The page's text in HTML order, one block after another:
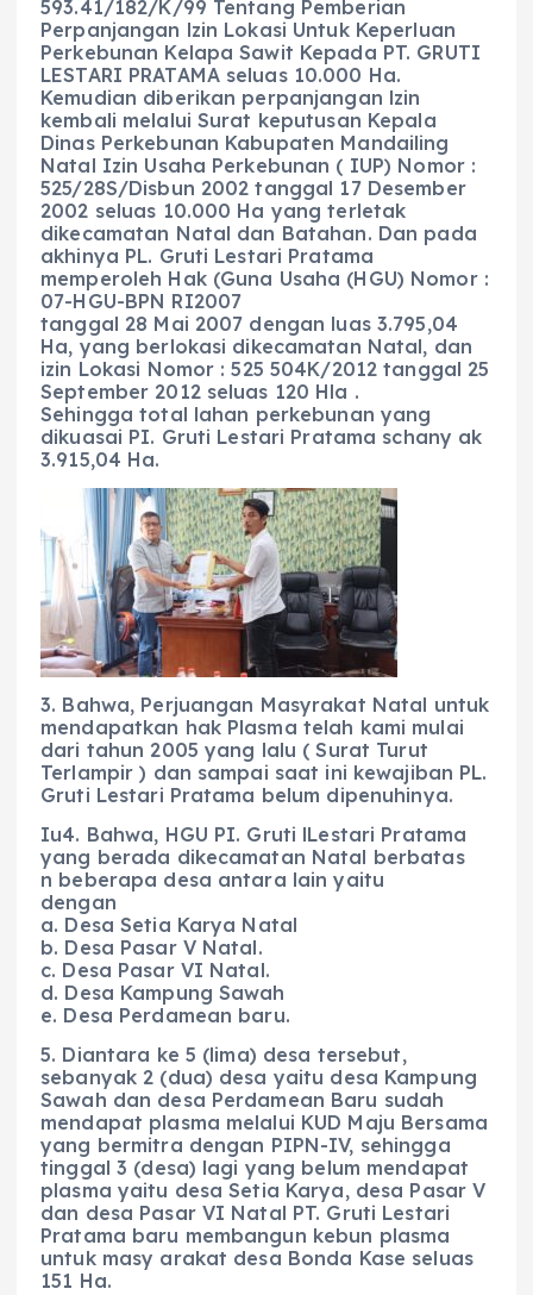
593.41/182/K/99 Tentang Pemberian
Perpanjangan lzin Lokasi Untuk Keperluan
Perkebunan Kelapa Sawit Kepada PT. GRUTI
LESTARI PRATAMA seluas 10.000 Ha.
Kemudian diberikan perpanjangan lzin
kembali melalui Surat keputusan Kepala
Dinas Perkebunan Kabupaten Mandailing
Natal Izin Usaha Perkebunan ( IUP) Nomor :
525/28S/Disbun 2002 tanggal 17 Desember
2002 seluas 10.000 Ha yang terletak
dikecamatan Natal dan Batahan. Dan pada
akhinya PL. Gruti Lestari Pratama
memperoleh Hak (Guna Usaha (HGU) Nomor :
07-HGU-BPN RI2007
tanggal 28 Mai 2007 dengan luas 3.795,04
Ha, yang berlokasi dikecamatan Natal, dan
izin Lokasi Nomor : 525 504K/2012 tanggal 25
September 2012 seluas 120 Hla .
Sehingga total lahan perkebunan yang
dikuasai PI. Gruti Lestari Pratama schany ak
3.915,04 Ha.
3. Bahwa, Perjuangan Masyrakat Natal untuk
mendapatkan hak Plasma telah kami mulai
dari tahun 2005 yang lalu ( Surat Turut
Terlampir ) dan sampai saat ini kewajiban PL.
Gruti Lestari Pratama belum dipenuhinya.
Iu4. Bahwa, HGU PI. Gruti lLestari Pratama
yang berada dikecamatan Natal berbatas
n beberapa desa antara lain yaitu
dengan
a. Desa Setia Karya Natal
b. Desa Pasar V Natal.
c. Desa Pasar VI Natal.
d. Desa Kampung Sawah
e. Desa Perdamean baru.
5. Diantara ke 5 (lima) desa tersebut,
sebanyak 2 (dua) desa yaitu desa Kampung
Sawah dan desa Perdamean Baru sudah
mendapat plasma melalui KUD Maju Bersama
yang bermitra dengan PIPN-IV, sehingga
tinggal 3 (desa) lagi yang belum mendapat
plasma yaitu desa Setia Karya, desa Pasar V
dan desa Pasar VI Natal PT. Gruti Lestari
Pratama baru membangun kebun plasma
untuk masy arakat desa Bonda Kase seluas
151 Ha.